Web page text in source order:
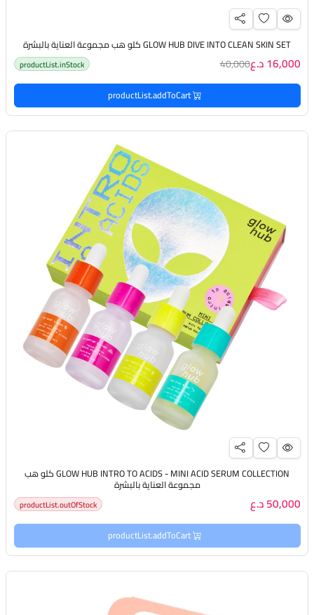
GLOW HUB DIVE INTO CLEAN SKIN SET كلو هب مجموعة العناية بالبشرة
16,000 د.ع 40,000
productList.inStock
productList.addToCart
GLOW HUB INTRO TO ACIDS - MINI ACID SERUM COLLECTION كلو هب
مجموعة العناية بالبشرة
50,000 د.ع productList.outOfStock
productList.addToCart